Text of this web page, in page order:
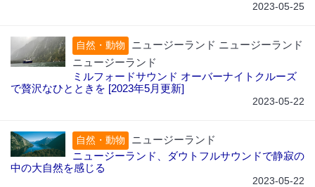
2023-05-25
自然・動物
ニュージーランド ニュージーランド
ニュージーランド
ミルフォードサウンド オーバーナイトクルーズ
で贅沢なひとときを [2023年5月更新]
2023-05-22
自然・動物
ニュージーランド
ニュージーランド、ダウトフルサウンドで静寂の
中の大自然を感じる
2023-05-22